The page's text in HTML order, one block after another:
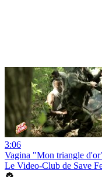
3:06
Vagina "Mon triangle
Le Video-Club de Save